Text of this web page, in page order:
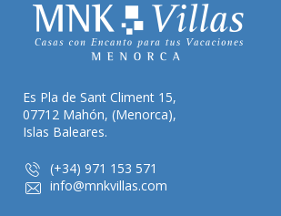
Es Pla de Sant Climent 15,
07712 Mahón, (Menorca),
Islas Baleares.
(+34) 971 153 571
info@mnkvillas.com